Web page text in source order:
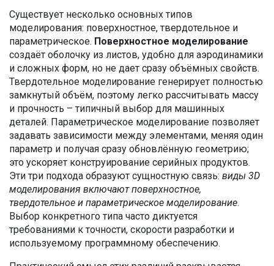
Существует несколько основных типов
моделирования: поверхностное, твердотельное и
параметрическое. Поверхностное моделирование
создаёт оболочку из листов, удобно для аэродинамики
и сложных форм, но не дает сразу объёмных свойств.
Твердотельное моделирование генерирует полностью
замкнутый объём, поэтому легко рассчитывать массу
и прочность – типичный выбор для машинных
деталей. Параметрическое моделирование позволяет
задавать зависимости между элементами, меняя один
параметр и получая сразу обновлённую геометрию;
это ускоряет конструирование серийных продуктов.
Эти три подхода образуют сущностную связь: виды 3D
моделирования включают поверхностное,
твердотельное и параметрическое моделирование.
Выбор конкретного типа часто диктуется
требованиями к точности, скорости разработки и
используемому программному обеспечению.